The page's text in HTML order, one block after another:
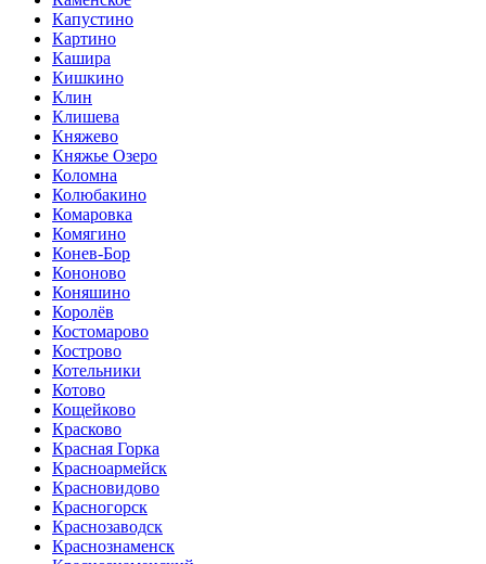
Капустино
Картино
Кашира
Кишкино
Клин
Клишева
Княжево
Княжье Озеро
Коломна
Колюбакино
Комаровка
Комягино
Конев-Бор
Кононово
Коняшино
Королёв
Костомарово
Кострово
Котельники
Котово
Кощейково
Красково
Красная Горка
Красноармейск
Красновидово
Красногорск
Краснозаводск
Краснознаменск